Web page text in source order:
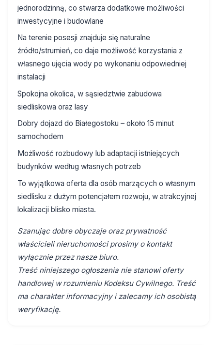
jednorodzinną, co stwarza dodatkowe możliwości
inwestycyjne i budowlane
Na terenie posesji znajduje się naturalne
źródło/strumień, co daje możliwość korzystania z
własnego ujęcia wody po wykonaniu odpowiedniej
instalacji
Spokojna okolica, w sąsiedztwie zabudowa
siedliskowa oraz lasy
Dobry dojazd do Białegostoku – około 15 minut
samochodem
Możliwość rozbudowy lub adaptacji istniejących
budynków według własnych potrzeb
To wyjątkowa oferta dla osób marzących o własnym
siedlisku z dużym potencjałem rozwoju, w atrakcyjnej
lokalizacji blisko miasta.
Szanując dobre obyczaje oraz prywatność
właścicieli nieruchomości prosimy o kontakt
wyłącznie przez nasze biuro.
Treść niniejszego ogłoszenia nie stanowi oferty
handlowej w rozumieniu Kodeksu Cywilnego. Treść
ma charakter informacyjny i zalecamy ich osobistą
weryfikację.